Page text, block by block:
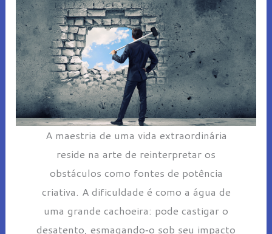
A maestria de uma vida extraordinária
reside na arte de reinterpretar os
obstáculos como fontes de potência
criativa. A dificuldade é como a água de
uma grande cachoeira: pode castigar o
desatento, esmagando‑o sob seu impacto